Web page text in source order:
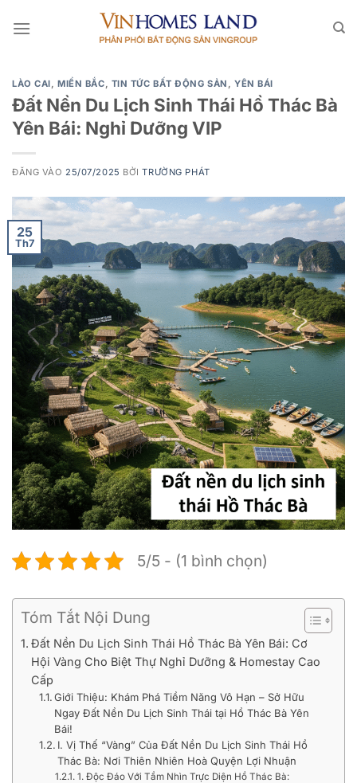
qua
LÀO CAI,MIỀN BẮC, TIN TỨC BẤT ĐỘNG SẢN , YÊN BÁI
Đất Nền Du Lịch Sinh Thái Hồ Thác Bà
Yên Bái: Nghỉ Dưỡng VIP
ĐĂNG VÀO 25/07/2025 BỞITRƯỜNG PHÁT
25
Th7
5/5 - (1 bình chọn)
Tóm Tắt Nội Dung
Đất Nền Du Lịch Sinh Thái Hồ Thác Bà Yên Bái: Cơ
Hội Vàng Cho Biệt Thự Nghỉ Dưỡng & Homestay Cao
Cấp
Giới Thiệu: Khám Phá Tiềm Năng Vô Hạn – Sở Hữu
Ngay Đất Nền Du Lịch Sinh Thái tại Hồ Thác Bà Yên
Bái!
I. Vị Thế “Vàng” Của Đất Nền Du Lịch Sinh Thái Hồ
Thác Bà: Nơi Thiên Nhiên Hoà Quyện Lợi Nhuận
1. Độc Đáo Với Tầm Nhìn Trực Diện Hồ Thác Bà: